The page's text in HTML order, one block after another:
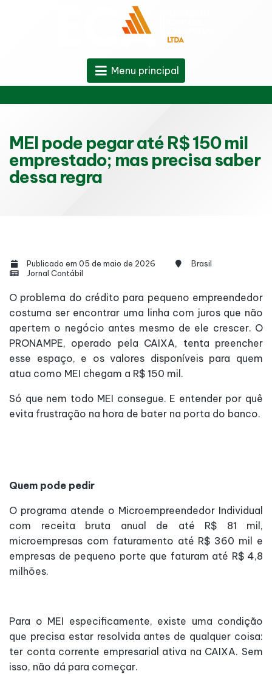
Menu principal
MEI pode pegar até R$ 150 mil
emprestado; mas precisa saber
dessa regra
Publicado em 05 de maio de 2026
Brasil
Jornal Contábil
O problema do crédito para pequeno empreendedor
costuma ser encontrar uma linha com juros que não
apertem o negócio antes mesmo de ele crescer. O
PRONAMPE, operado pela CAIXA, tenta preencher
esse espaço, e os valores disponíveis para quem
atua como MEI chegam a R$ 150 mil.
Só que nem todo MEI consegue. E entender por quê
evita frustração na hora de bater na porta do banco.
Quem pode pedir
O programa atende o Microempreendedor Individual
com receita bruta anual de até R$ 81 mil,
microempresas com faturamento até R$ 360 mil e
empresas de pequeno porte que faturam até R$ 4,8
milhões.
Para o MEI especificamente, existe uma condição
que precisa estar resolvida antes de qualquer coisa:
ter conta corrente empresarial ativa na CAIXA. Sem
isso, não dá para começar.